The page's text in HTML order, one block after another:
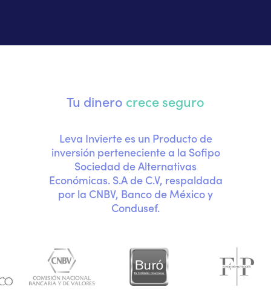
Tu dinero crece seguro
Leva Invierte es un Producto de
inversión perteneciente a la Sofipo
Sociedad de Alternativas
Económicas. S.A de C.V, respaldada
por la CNBV, Banco de México y
Condusef.